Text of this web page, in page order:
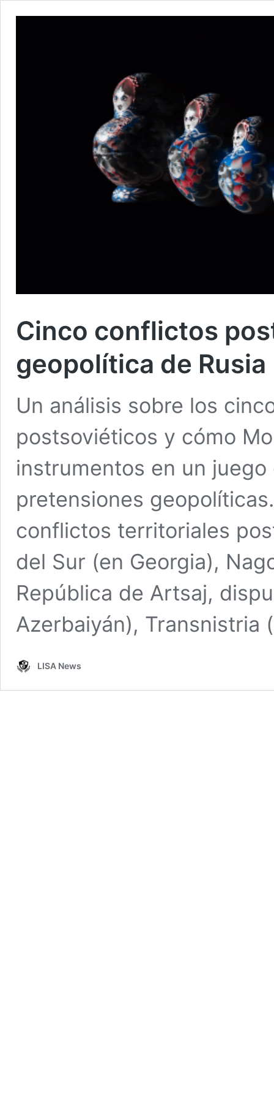
Cinco conflictos
geopolítica de Rusia
Un análisis sobre los
postsoviéticos y cómo
instrumentos en un
pretensiones
conflictos territoriales
del Sur (en Georgia),
República de Artsaj,
Azerbaiyán),
LISA News